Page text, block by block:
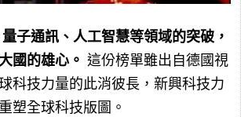
子通訊、人工智慧等領域的突破，
國的雄心。 這份榜單雖出自德國視
科技力量的此消彼長，新興科技力
塑全球科技版圖。